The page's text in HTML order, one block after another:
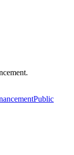
Public